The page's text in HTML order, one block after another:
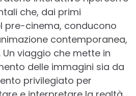
che, dai primi
pre-cinema, conducono
contemporanea,
viaggio che mette in
delle immagini sia da
privilegiato per